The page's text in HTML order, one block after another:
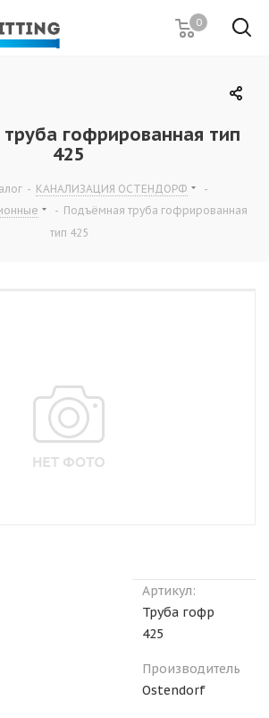
0
гофрированная тип
425
- КАНАЛИЗАЦИЯ ОСТЕНДОРФ
-
- Подъёмная труба гофрированная
тип 425
Артикул:
Труба гофр
425
Производитель
Ostendorf